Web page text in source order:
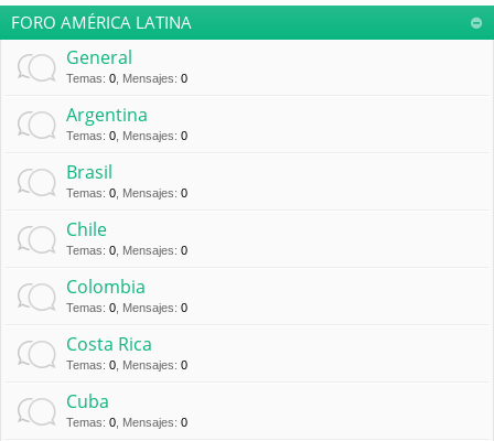
FORO AMÉRICA LATINA
General
Temas: 0 Mensajes: 0
Argentina
Temas: 0 Mensajes: 0
Brasil
Temas: 0 Mensajes: 0
Chile
Temas: 0 Mensajes: 0
Colombia
Temas: 0 Mensajes: 0
Costa Rica
Temas: 0 Mensajes: 0
Cuba
Temas: 0 Mensajes: 0